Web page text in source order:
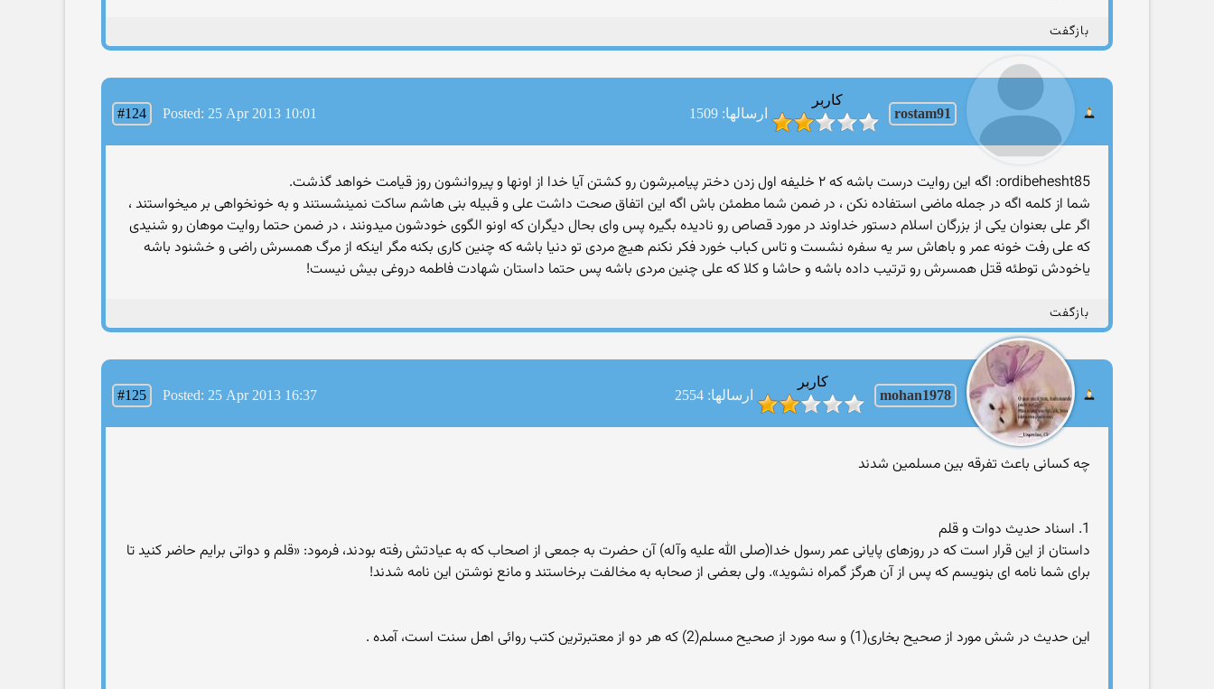
بازگفت
rostam91
کاربر
ارسالها: 1509
#124 Posted: 25 Apr 2013 10:01
ordibehesht85: اگه این روایت درست باشه که ۲ خلیفه اول زدن دختر پیامبرشون رو کشتن آیا خدا از اونها و پیروانشون روز قیامت خواهد گذشت.
شما از کلمه اگه در جمله ماضی استفاده نکن ، در ضمن شما مطمئن باش اگه این اتفاق صحت داشت علی و قبیله بنی هاشم ساکت نمینشستند و به خونخواهی بر میخواستند ،
اگر علی بعنوان یکی از بزرگان اسلام دستور خداوند در مورد قصاص رو نادیده بگیره پس وای بحال دیگران که اونو الگوی خودشون میدونند ، در ضمن حتما روایت موهان رو شنیدی
که علی رفت خونه عمر و باهاش سر یه سفره نشست و تاس کباب خورد فکر نکنم هیچ مردی تو دنیا باشه که چنین کاری بکنه مگر اینکه از مرگ همسرش راضی و خشنود باشه
یاخودش توطئه قتل همسرش رو ترتیب داده باشه و حاشا و کلا که علی چنین مردی باشه پس حتما داستان شهادت فاطمه دروغی بیش نیست!
بازگفت
mohan1978
کاربر
ارسالها: 2554
#125 Posted: 25 Apr 2013 16:37
چه کسانی باعث تفرقه بین مسلمین شدند
1. اسناد حديث دوات و قلم
داستان از اين قرار است که در روزهاى پايانى عمر رسول خدا(صلى الله عليه وآله) آن حضرت به جمعى از اصحاب که به عيادتش رفته بودند، فرمود: «قلم و دواتى برايم حاضر کنيد تا
براى شما نامه اى بنويسم که پس از آن هرگز گمراه نشويد». ولى بعضى از صحابه به مخالفت برخاستند و مانع نوشتن اين نامه شدند!
اين حديث در شش مورد از صحيح بخارى(1) و سه مورد از صحيح مسلم(2) که هر دو از معتبرترين کتب روائى اهل سنت است، آمده .